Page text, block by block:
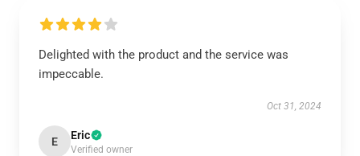
Delighted with the product and the service was
impeccable.
Oct 31, 2024
E Eric
Verified owner